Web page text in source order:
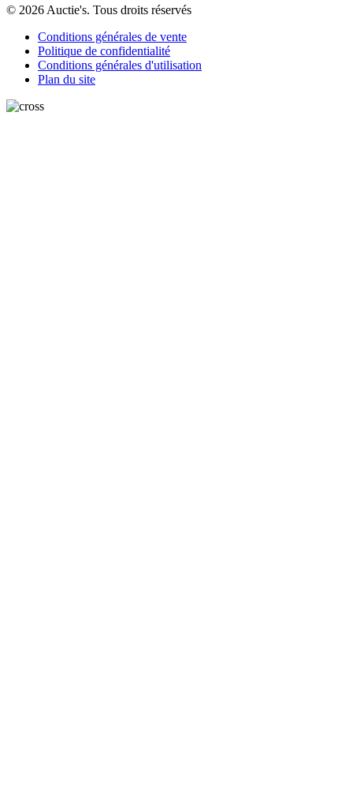
© 2026 Auctie's. Tous droits réservés
Conditions générales de vente
Politique de confidentialité
Conditions générales d'utilisation
Plan du site